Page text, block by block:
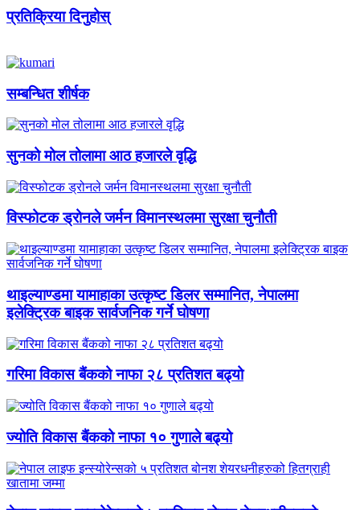
प्रतिक्रिया दिनुहोस्
सम्बन्धित शीर्षक
सुनको मोल तोलामा आठ हजारले वृद्धि
विस्फोटक ड्रोनले जर्मन विमानस्थलमा सुरक्षा चुनौती
थाइल्याण्डमा यामाहाका उत्कृष्ट डिलर सम्मानित, नेपालमा
इलेक्ट्रिक बाइक सार्वजनिक गर्ने घोषणा
गरिमा विकास बैंकको नाफा २८ प्रतिशत बढ्यो
ज्योति विकास बैंकको नाफा १० गुणाले बढ्यो